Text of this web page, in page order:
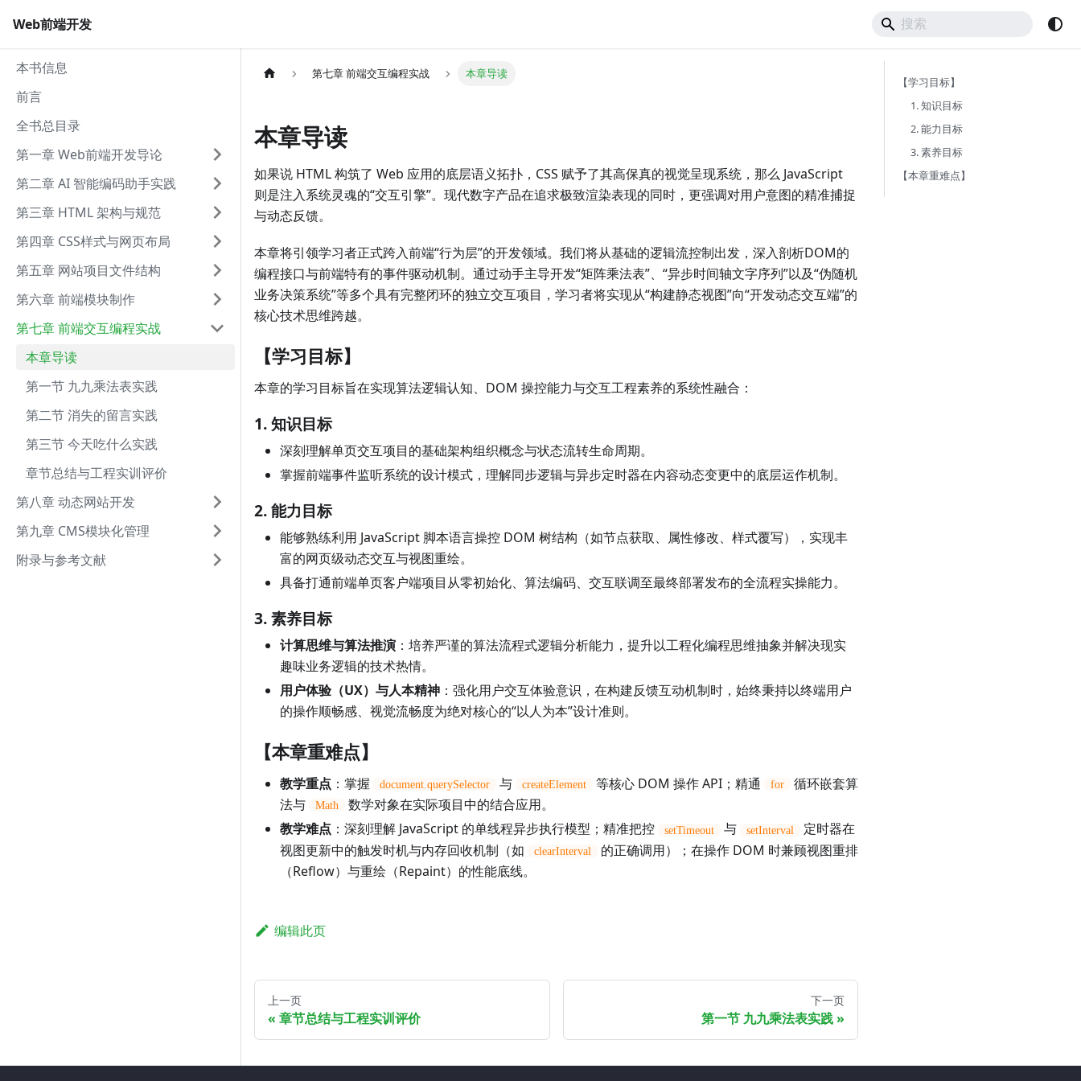
Web前端开发
本书信息
前言
全书总目录
第一章 Web前端开发导论
第二章 AI 智能编码助手实践
第三章 HTML 架构与规范
第四章 CSS样式与网页布局
第五章 网站项目文件结构
第六章 前端模块制作
第七章 前端交互编程实战
本章导读
第一节 九九乘法表实践
第二节 消失的留言实践
第三节 今天吃什么实践
章节总结与工程实训评价
第八章 动态网站开发
第九章 CMS模块化管理
附录与参考文献
第七章 前端交互编程实战 本章导读
本章导读
如果说 HTML 构筑了 Web 应用的底层语义拓扑，CSS 赋予了其高保真的视觉呈现系统，那么 JavaScript
则是注入系统灵魂的“交互引擎”。现代数字产品在追求极致渲染表现的同时，更强调对用户意图的精准捕捉
与动态反馈。
本章将引领学习者正式跨入前端“行为层”的开发领域。我们将从基础的逻辑流控制出发，深入剖析DOM的
编程接口与前端特有的事件驱动机制。通过动手主导开发“矩阵乘法表”、“异步时间轴文字序列”以及“伪随机
业务决策系统”等多个具有完整闭环的独立交互项目，学习者将实现从“构建静态视图”向“开发动态交互端”的
核心技术思维跨越。
【学习目标】
本章的学习目标旨在实现算法逻辑认知、DOM 操控能力与交互工程素养的系统性融合：
1. 知识目标
深刻理解单页交互项目的基础架构组织概念与状态流转生命周期。
掌握前端事件监听系统的设计模式，理解同步逻辑与异步定时器在内容动态变更中的底层运作机制。
2. 能力目标
能够熟练利用 JavaScript 脚本语言操控 DOM 树结构（如节点获取、属性修改、样式覆写），实现丰
富的网页级动态交互与视图重绘。
具备打通前端单页客户端项目从零初始化、算法编码、交互联调至最终部署发布的全流程实操能力。
3. 素养目标
计算思维与算法推演 ：培养严谨的算法流程式逻辑分析能力，提升以工程化编程思维抽象并解决现实
趣味业务逻辑的技术热情。
用户体验（UX）与人本精神 ：强化用户交互体验意识，在构建反馈互动机制时，始终秉持以终端用户
的操作顺畅感、视觉流畅度为绝对核心的“以人为本”设计准则。
【本章重难点】
教学重点 ：掌握 document.querySelector 与 createElement 等核心 DOM 操作 API；精通 for
循环嵌套算
法与
Math
数学对象在实际项目中的结合应用。
教学难点 ：深刻理解 JavaScript 的单线程异步执行模型；精准把控 setTimeout 与 setInterval
定时器在
视图更新中的触发时机与内存回收机制（如
clearInterval
的正确调用）；在操作 DOM 时兼顾视图重排
（Reflow）与重绘（Repaint）的性能底线。
编辑此页
上一页
章节总结与工程实训评价
下一页
第一节 九九乘法表实践
【学习目标】
1. 知识目标
2. 能力目标
3. 素养目标
【本章重难点】